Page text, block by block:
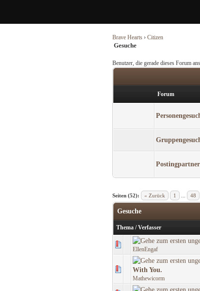
Brave Hearts › Citizen
Gesuche
Benutzer, die gerade dieses Forum
Forum
Postingpartner
Seiten (52): « Zurück 1 48
Gesuche
Thema /Verfasser
EllenEngaf
With You.
Mathewicorm